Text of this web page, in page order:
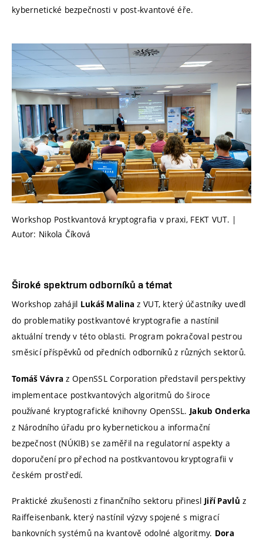
kybernetické bezpečnosti v post-kvantové éře.
Workshop Postkvantová kryptografia v praxi, FEKT VUT. |
Autor: Nikola Číková
Široké spektrum odborníků a témat
Workshop zahájil Lukáš Malina z VUT, který účastníky uvedl
do problematiky postkvantové kryptografie a nastínil
aktuální trendy v této oblasti. Program pokračoval pestrou
směsicí příspěvků od předních odborníků z různých sektorů.
Tomáš Vávra z OpenSSL Corporation představil perspektivy
implementace postkvantových algoritmů do široce
používané kryptografické knihovny OpenSSL. Jakub Onderka
z Národního úřadu pro kybernetickou a informační
bezpečnost (NÚKIB) se zaměřil na regulatorní aspekty a
doporučení pro přechod na postkvantovou kryptografii v
českém prostředí.
Praktické zkušenosti z finančního sektoru přinesl Jiří Pavlů z
Raiffeisenbank, který nastínil výzvy spojené s migrací
bankovních systémů na kvantově odolné algoritmy. Dora